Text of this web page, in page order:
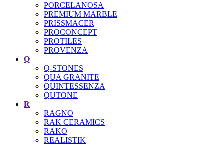
PORCELANOSA
PREMIUM MARBLE
PRISSMACER
PROCONCEPT
PROTILES
PROVENZA
Q
Q-STONES
QUA GRANITE
QUINTESSENZA
QUTONE
R
RAGNO
RAK CERAMICS
RAKO
REALISTIK